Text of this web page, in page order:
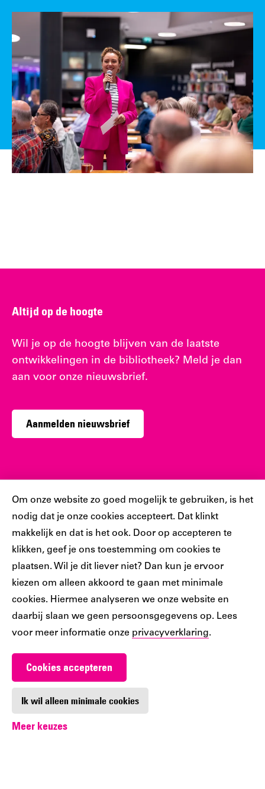
Cookiebar
Om onze website zo goed mogelijk te gebruiken, is het
nodig dat je onze cookies accepteert. Dat klinkt
makkelijk en dat is het ook. Door op accepteren te
klikken, geef je ons toestemming om cookies te
plaatsen. Wil je dit liever niet? Dan kun je ervoor
kiezen om alleen akkoord te gaan met minimale
cookies. Hiermee analyseren we onze website en
daarbij slaan we geen persoonsgegevens op. Lees
voor meer informatie onze privacyverklaring.
Cookies accepteren
Ik wil alleen minimale cookies
Meer keuzes
Altijd op de hoogte
Wil je op de hoogte blijven van de laatste
ontwikkelingen in de bibliotheek? Meld je dan
aan voor onze nieuwsbrief.
Aanmelden nieuwsbrief
Sociaal
Volg jij ons al?
Ons
account
Ons
account
Ons
Instagram
account
Ons
account
Ons
account
Werken bij De Nieuwe Bibliotheek
Digitoegankelijkheid